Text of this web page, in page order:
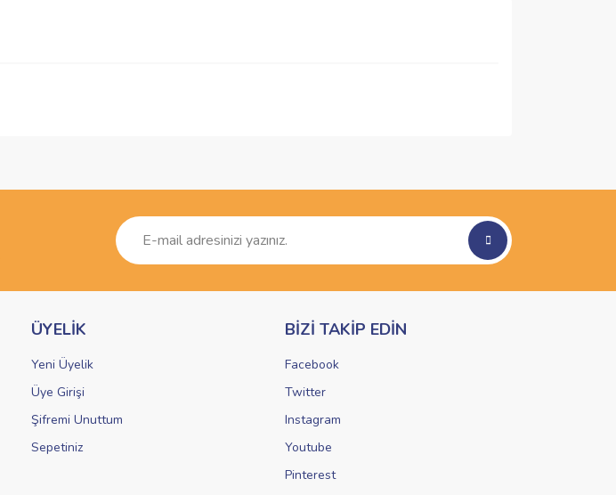
ÜYELİK
Yeni Üyelik
Üye Girişi
Şifremi Unuttum
Sepetiniz
BİZİ TAKİP EDİN
Facebook
Twitter
Instagram
Youtube
Pinterest